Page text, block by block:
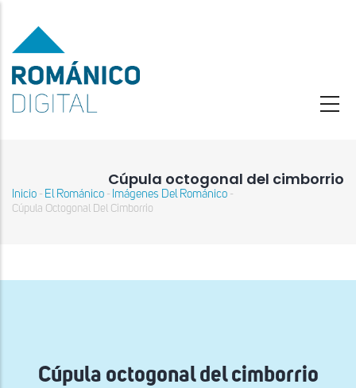
contenido
principal
Cúpula octogonal del cimborrio
Sobrescribir
ayuda
Inicio - El Románico - Imágenes Del Románico -
Cúpula Octogonal Del Cimborrio
Cúpula octogonal del cimborrio